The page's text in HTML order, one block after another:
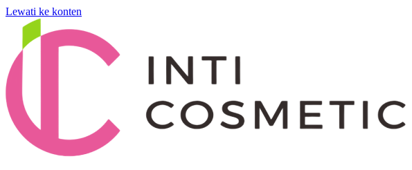
Lewati ke konten